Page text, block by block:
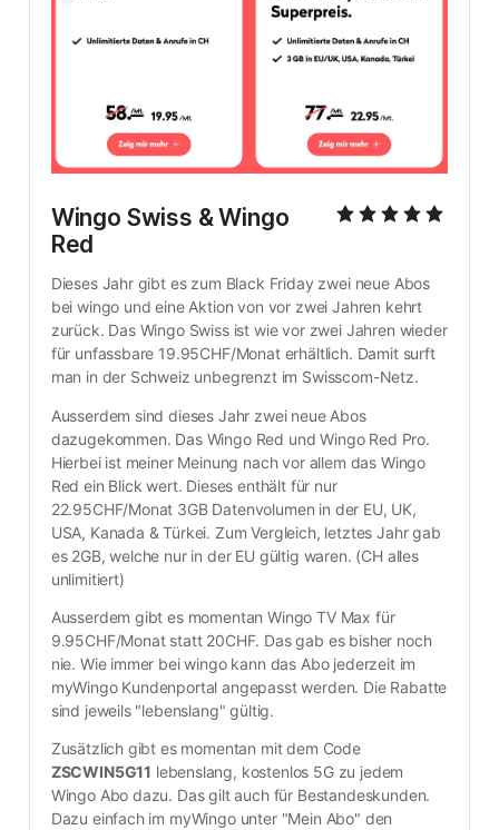
Wingo Swiss & Wingo
Red
Dieses Jahr gibt es zum Black Friday zwei neue Abos
bei wingo und eine Aktion von vor zwei Jahren kehrt
zurück. Das Wingo Swiss ist wie vor zwei Jahren wieder
für unfassbare 19.95CHF/Monat erhältlich. Damit surft
man in der Schweiz unbegrenzt im Swisscom-Netz.
Ausserdem sind dieses Jahr zwei neue Abos
dazugekommen. Das Wingo Red und Wingo Red Pro.
Hierbei ist meiner Meinung nach vor allem das Wingo
Red ein Blick wert. Dieses enthält für nur
22.95CHF/Monat 3GB Datenvolumen in der EU, UK,
USA, Kanada & Türkei. Zum Vergleich, letztes Jahr gab
es 2GB, welche nur in der EU gültig waren. (CH alles
unlimitiert)
Ausserdem gibt es momentan Wingo TV Max für
9.95CHF/Monat statt 20CHF. Das gab es bisher noch
nie. Wie immer bei wingo kann das Abo jederzeit im
myWingo Kundenportal angepasst werden. Die Rabatte
sind jeweils "lebenslang" gültig.
Zusätzlich gibt es momentan mit dem Code
ZSCWIN5G11 lebenslang, kostenlos 5G zu jedem
Wingo Abo dazu. Das gilt auch für Bestandeskunden.
Dazu einfach im myWingo unter "Mein Abo" den